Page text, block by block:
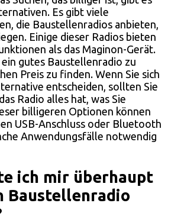
Es gibt viele
die Baustellenradios anbieten,
Einige dieser Radios bieten
als das Maginon-Gerät.
ein gutes Baustellenradio zu
Preis zu finden. Wenn Sie sich
entscheiden, sollten Sie
Radio alles hat, was Sie
billigeren Optionen können
USB-Anschluss oder Bluetooth
Anwendungsfälle notwendig
ich mir überhaupt
Baustellenradio